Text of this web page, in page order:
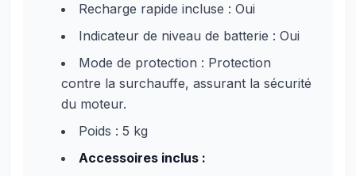
Recharge rapide incluse : Oui
Indicateur de niveau de batterie : Oui
Mode de protection : Protection
contre la surchauffe, assurant la sécurité
du moteur.
Poids : 5 kg
Accessoires inclus :